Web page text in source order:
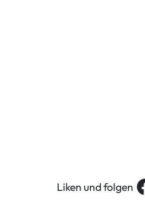
Liken und folgen